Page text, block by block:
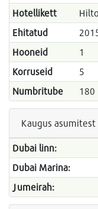
Hotellikett
Ehitatud
Hooneid
1
Korruseid
5
Numbritube
180
Kaugus asumitest
Dubai linn:
Dubai Marina:
Jumeirah: